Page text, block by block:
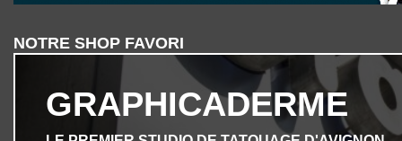
NOTRE SHOP FAVORI
GRAPHICADERME